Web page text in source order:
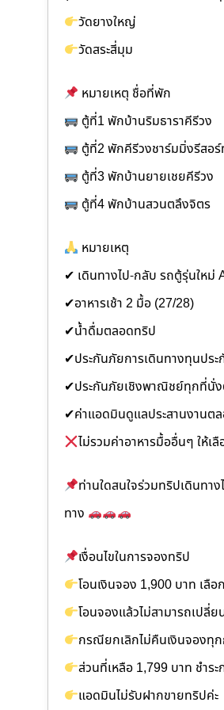
วัดยางใหญ่
วัดสระสี่มุม
หมายเหตุ ชื่อที่พัก
ตู้ที่1 พักบ้านริมธาราคีรีวง
ตู้ที่2 พักคีรีวงชาร์มมิ่งรีสอ
ตู้ที่3 พักบ้านยายเชยคีรีวง
ตู้ที่4 พักบ้านสวนตลึงจิตร
หมายเหตุ
✔ เดินทางไป-กลับ รถตู้รุ่นใหม่
✔อาหารเช้า 2 มื้อ (27/28)
✔น้ำดื่มตลอดทริป
✔ประกันภัยการเดินทางทุนปร
✔ประกันภัยเชิงพาณิชย์ทุกที่นั่ง
✔ค่าแอดมินดูแลประสานงานตล
ไม่รวมค่าอาหารมื้ออื่นๆ ให้เ
ท่านใดสนใจร่วมทริปเดินท
ทาง
เงื่อนไขในการจองทริป
โอนเงินจอง 1,900 บาท เลื
โอนจองแล้วไม่สามารถเปลี่
กรณียกเลิกไม่คืนเงินจองทุ
ส่วนที่เหลือ 1,799 บาท ชำร
แอดมินไม่รับฝากขายทริปค่ะ